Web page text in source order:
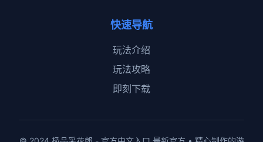
快速导航
玩法介绍
玩法攻略
即刻下载